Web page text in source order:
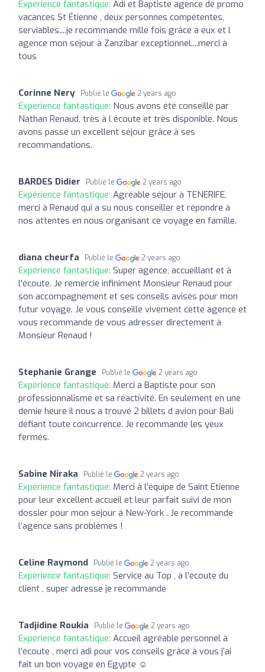
Expérience fantastique: Adi et Baptiste agence de promo
vacances St Étienne , deux personnes compétentes,
serviables....je recommande mille fois grâce à eux et l
agence mon séjour à Zanzibar exceptionnel....merci à
tous
Corinne Nery Publié le 2 years ago
Expérience fantastique: Nous avons été conseillé par
Nathan Renaud, très à l écoute et très disponible. Nous
avons passé un excellent séjour grâce à ses
recommandations.
BARDES Didier Publié le 2 years ago
Expérience fantastique: Agréable séjour à TENERIFE,
merci à Renaud qui a su nous conseiller et répondre à
nos attentes en nous organisant ce voyage en famille.
diana cheurfa Publié le 2 years ago
Expérience fantastique: Super agence, accueillant et à
l'écoute. Je remercie infiniment Monsieur Renaud pour
son accompagnement et ses conseils avisés pour mon
futur voyage. Je vous conseille vivement cette agence et
vous recommande de vous adresser directement à
Monsieur Renaud !
Stephanie Grange Publié le 2 years ago
Expérience fantastique: Merci à Baptiste pour son
professionnalisme et sa réactivité. En seulement en une
demie heure il nous a trouvé 2 billets d avion pour Bali
défiant toute concurrence. Je recommande les yeux
fermés.
Sabine Niraka Publié le 2 years ago
Expérience fantastique: Merci à l’équipe de Saint Etienne
pour leur excellent accueil et leur parfait suivi de mon
dossier pour mon séjour à New-York . Je recommande
l’agence sans problèmes !
Celine Raymond Publié le 2 years ago
Expérience fantastique: Service au Top , à l’écoute du
client , super adresse je recommande
Tadjidine Roukia Publié le 2 years ago
Expérience fantastique: Accueil agréable personnel à
l’écoute , merci adi pour vos conseils grâce à vous j’ai
fait un bon voyage en Egypte ☺️